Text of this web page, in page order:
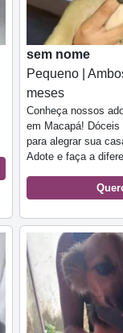
sem nome
Pequeno |
meses
Conheça nossos
em Macapá!
para alegrar sua
Adote e faça a